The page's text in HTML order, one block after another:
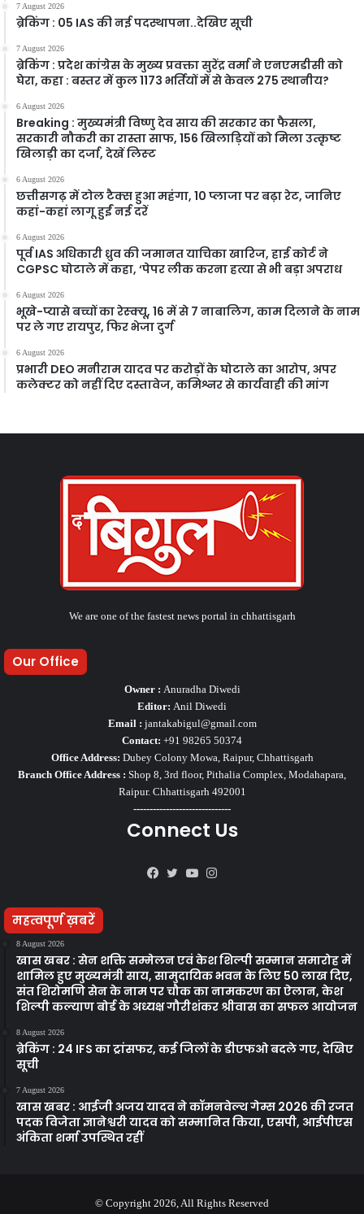
7 August 2026
ब्रेकिंग : 05 IAS की नई पदस्थापना..देखिए सूची
7 August 2026
ब्रेकिंग : प्रदेश कांग्रेस के मुख्य प्रवक्ता सुरेंद्र वर्मा ने एनएमडीसी को
घेरा, कहा : बस्तर में कुल 1173 भर्तियों में से केवल 275 स्थानीय?
6 August 2026
Breaking : मुख्यमंत्री विष्णु देव साय की सरकार का फैसला,
सरकारी नौकरी का रास्ता साफ, 156 खिलाड़ियों को मिला उत्कृष्ट
खिलाड़ी का दर्जा, देखें लिस्‍ट
6 August 2026
छत्तीसगढ़ में टोल टैक्स हुआ महंगा, 10 प्लाजा पर बढ़ा रेट, जानिए
कहां-कहां लागू हुईं नई दरें
6 August 2026
पूर्व IAS अधिकारी ध्रुव की जमानत याचिका खारिज, हाई कोर्ट ने
CGPSC घोटाले में कहा, ‘पेपर लीक करना हत्या से भी बड़ा अपराध
6 August 2026
भूखे-प्यासे बच्चों का रेस्क्यू, 16 में से 7 नाबालिग, काम दिलाने के नाम
पर ले गए रायपुर, फिर भेजा दुर्ग
6 August 2026
प्रभारी DEO मनीराम यादव पर करोड़ों के घोटाले का आरोप, अपर
कलेक्टर को नहीं दिए दस्तावेज, कमिश्नर से कार्यवाही की मांग
We are one of the fastest news portal in chhattisgarh
Our Office
Owner : Anuradha Diwedi
Editor: Anil Diwedi
Email : jantakabigul@gmail.com
Contact: +91 98265 50374
Office Address: Dubey Colony Mowa, Raipur, Chhattisgarh
Branch Office Address : Shop 8, 3rd floor, Pithalia Complex, Modahapara,
Raipur. Chhattisgarh 492001
------------------------------
Connect Us
Facebook
TwitterYouTube
महत्वपूर्ण ख़बरें
8 August 2026
खास खबर : सेन शक्ति सम्मेलन एवं केश शिल्पी सम्मान समारोह में
शामिल हुए मुख्यमंत्री साय, सामुदायिक भवन के लिए 50 लाख दिए,
संत शिरोमणि सेन के नाम पर चौक का नामकरण का ऐलान, केश
शिल्पी कल्याण बोर्ड के अध्यक्ष गौरीशंकर श्रीवास का सफल आयोजन
8 August 2026
ब्रेकिंग : 24 IFS का ट्रांसफर, कई जिलों के डीएफओ बदले गए, देखिए
सूची
7 August 2026
खास खबर : आईजी अजय यादव ने कॉमनवेल्थ गेम्स 2026 की रजत
पदक विजेता ज्ञानेश्वरी यादव को सम्मानित किया, एसपी, आईपीएस
अंकिता शर्मा उपस्थित रहीं
© Copyright 2026, All Rights Reserved